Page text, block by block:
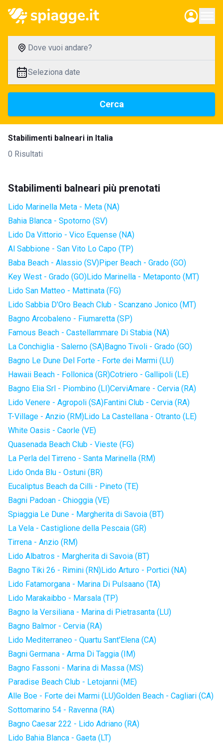
Dove vuoi andare?
Seleziona date
Cerca
Stabilimenti balneari in Italia
0 Risultati
Stabilimenti balneari più prenotati
Lido Marinella Meta - Meta (NA)
Bahia Blanca - Spotorno (SV)
Lido Da Vittorio - Vico Equense (NA)
Al Sabbione - San Vito Lo Capo (TP)
Baba Beach - Alassio (SV)Piper Beach - Grado (GO)
Key West - Grado (GO)Lido Marinella - Metaponto (MT)
Lido San Matteo - Mattinata (FG)
Lido Sabbia D'Oro Beach Club - Scanzano Jonico (MT)
Bagno Arcobaleno - Fiumaretta (SP)
Famous Beach - Castellammare Di Stabia (NA)
La Conchiglia - Salerno (SA)Bagno Tivoli - Grado (GO)
Bagno Le Dune Del Forte - Forte dei Marmi (LU)
Hawaii Beach - Follonica (GR)Cotriero - Gallipoli (LE)
Bagno Elia Srl - Piombino (LI)CerviAmare - Cervia (RA)
Lido Venere - Agropoli (SA)Fantini Club - Cervia (RA)
T-Village - Anzio (RM)Lido La Castellana - Otranto (LE)
White Oasis - Caorle (VE)
Quasenada Beach Club - Vieste (FG)
La Perla del Tirreno - Santa Marinella (RM)
Lido Onda Blu - Ostuni (BR)
Eucaliptus Beach da Cilli - Pineto (TE)
Bagni Padoan - Chioggia (VE)
Spiaggia Le Dune - Margherita di Savoia (BT)
La Vela - Castiglione della Pescaia (GR)
Tirrena - Anzio (RM)
Lido Albatros - Margherita di Savoia (BT)
Bagno Tiki 26 - Rimini (RN)Lido Arturo - Portici (NA)
Lido Fatamorgana - Marina Di Pulsaano (TA)
Lido Marakaibbo - Marsala (TP)
Bagno la Versiliana - Marina di Pietrasanta (LU)
Bagno Balmor - Cervia (RA)
Lido Mediterraneo - Quartu Sant'Elena (CA)
Bagni Germana - Arma Di Taggia (IM)
Bagno Fassoni - Marina di Massa (MS)
Paradise Beach Club - Letojanni (ME)
Alle Boe - Forte dei Marmi (LU)Golden Beach - Cagliari (CA)
Sottomarino 54 - Ravenna (RA)
Bagno Caesar 222 - Lido Adriano (RA)
Lido Bahia Blanca - Gaeta (LT)